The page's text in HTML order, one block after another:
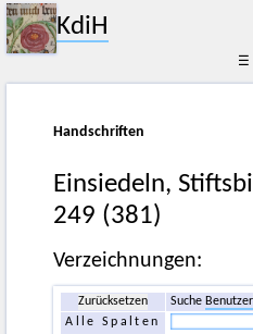
KdiH
☰
Handschriften
Einsiedeln,
249 (381)
Verzeichnungen:
Zurücksetzen Suche
Alle Spalten